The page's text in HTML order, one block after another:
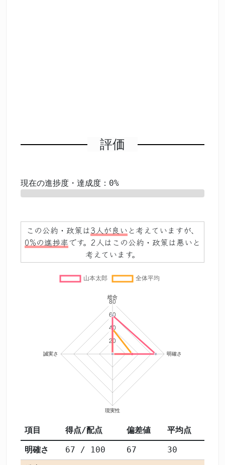
評価
現在の進捗度・達成度：0%
この公約・政策は3人が良い と考えていますが、
0%の進捗率です。2人はこの公約・政策は悪いと
考えています。
項目 得点/配点 偏差値 平均点
明確さ 67 / 100 67
30